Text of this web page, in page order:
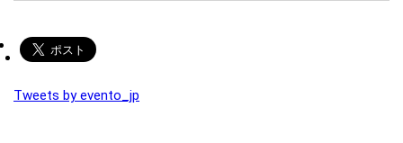
Tweets by evento_jp